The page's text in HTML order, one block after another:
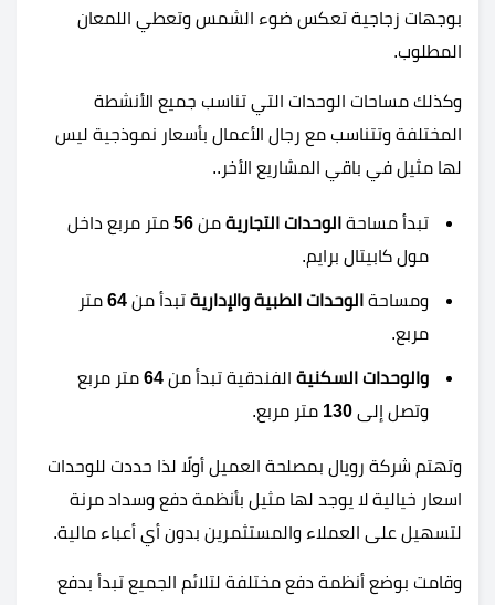
بوجهات زجاجية تعكس ضوء الشمس وتعطي اللمعان
المطلوب.
وكذلك مساحات الوحدات التي تناسب جميع الأنشطة
المختلفة وتتناسب مع رجال الأعمال بأسعار نموذجية ليس
لها مثيل في باقي المشاريع الأخر..
تبدأ مساحة الوحدات التجارية من 56 متر مربع داخل
مول كابيتال برايم.
ومساحة الوحدات الطبية والإدارية تبدأ من 64 متر
مربع.
والوحدات السكنية الفندقية تبدأ من 64 متر مربع
وتصل إلى 130 متر مربع.
وتهتم شركة رويال بمصلحة العميل أولًا لذا حددت للوحدات
اسعار خيالية لا يوجد لها مثيل بأنظمة دفع وسداد مرنة
لتسهيل على العملاء والمستثمرين بدون أي أعباء مالية.
وقامت بوضع أنظمة دفع مختلفة لتلائم الجميع تبدأ بدفع